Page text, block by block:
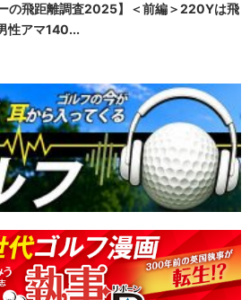
ーの飛距離調査2025】＜前編＞220Yは飛
性アマ140...